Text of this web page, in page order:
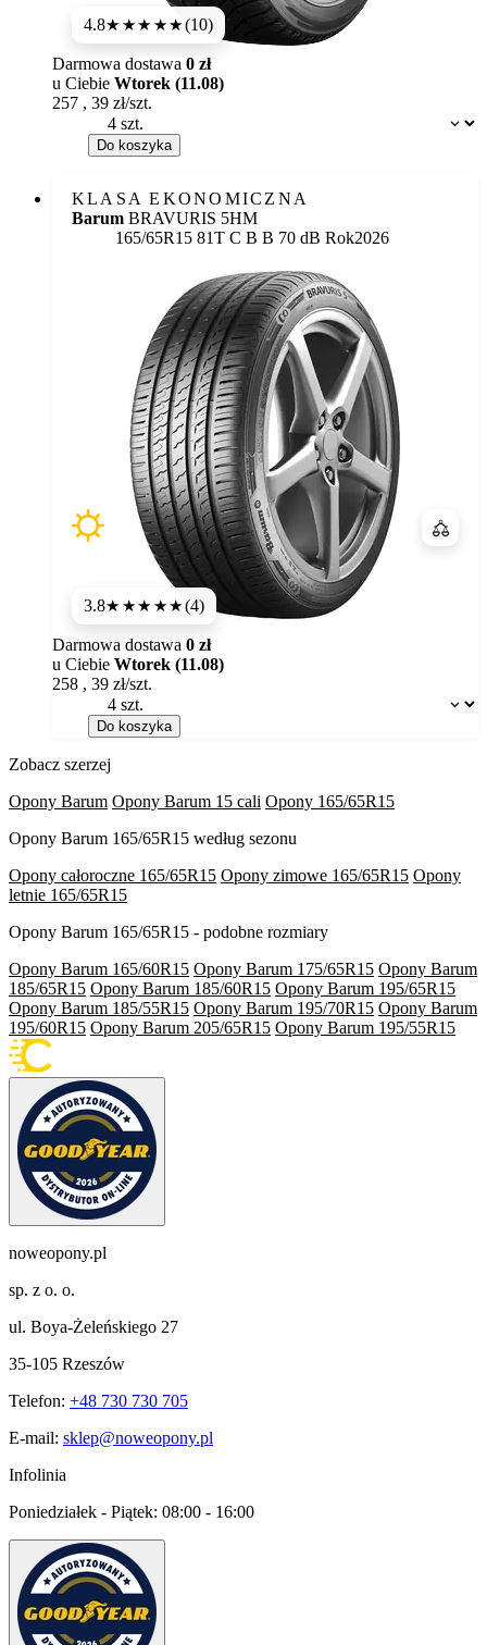
4.8★★★★★(10)
Dostępność:
Darmowa dostawa 0 zł
u Ciebie Wtorek (11.08)
257 , 39 zł/szt.
Do koszyka
KLASA EKONOMICZNA
Barum BRAVURIS 5HM
165/65R15 81T Etykieta:
C B B 70 dB Rok2026
3.8★★★★★(4)
Dostępność:
Darmowa dostawa 0 zł
u Ciebie Wtorek (11.08)
258 , 39 zł/szt.
Do koszyka
Zobacz szerzej
Opony Barum Opony Barum 15 cali Opony 165/65R15
Opony Barum 165/65R15 według sezonu
Opony całoroczne 165/65R15 Opony zimowe 165/65R15 Opony
letnie 165/65R15
Opony Barum 165/65R15 - podobne rozmiary
Opony Barum 165/60R15 Opony Barum 175/65R15 Opony Barum
185/65R15 Opony Barum 185/60R15 Opony Barum 195/65R15
Opony Barum 185/55R15 Opony Barum 195/70R15 Opony Barum
195/60R15 Opony Barum 205/65R15 Opony Barum 195/55R15
noweopony.pl
sp. z o. o.
ul. Boya-Żeleńskiego 27
35-105 Rzeszów
Telefon: +48 730 730 705
E-mail: sklep@noweopony.pl
Infolinia
Poniedziałek - Piątek: 08:00 - 16:00